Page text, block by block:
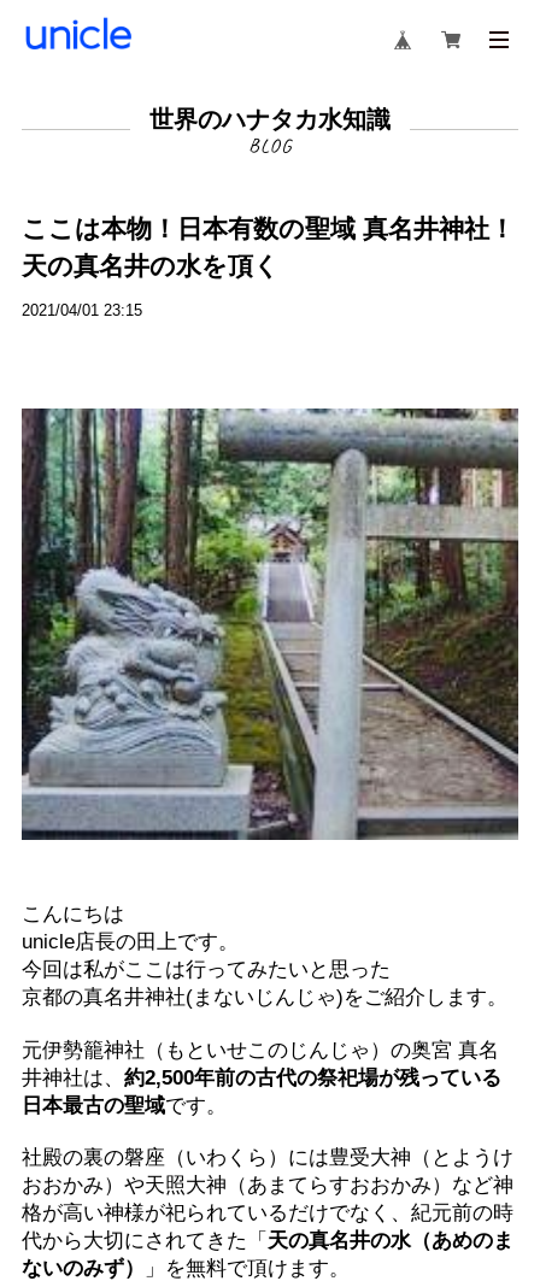
世界のハナタカ水知識
ここは本物！日本有数の聖域 真名井神社！
天の真名井の水を頂く
2021/04/01 23:15
こんにちは
unicle店長の田上です。
今回は私がここは行ってみたいと思った
京都の真名井神社(まないじんじゃ)をご紹介します。
元伊勢籠神社（もといせこのじんじゃ）の奥宮 真名
井神社は、 約2,500年前の古代の祭祀場が残っている
日本最古の聖域です。
社殿の裏の磐座（いわくら）には豊受大神（とようけ
おおかみ）や天照大神（あまてらすおおかみ）など神
格が高い神様が祀られているだけでなく、紀元前の時
代から大切にされてきた「 天の真名井の水（あめのま
ないのみず）
」を無料で頂けます。